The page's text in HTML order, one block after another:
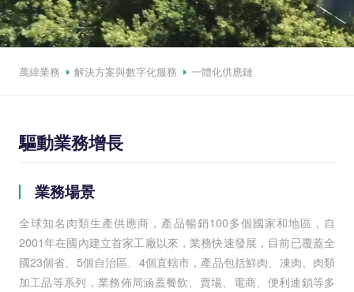
萬緯業務 解決方案與數字化服務 一體化供應鏈
驅動業務增長
業務場景
全球知名肉類生產供應商，產品暢銷100多個國家和地區，自
2001年在國內建立首家工廠以來，業務快速發展，目前已覆蓋全
國23個省、5個自治區、4個直轄市，產品包括鮮肉、凍肉、肉類
加工品等系列，業務佈局涵蓋餐飲、賣場、電商、便利連鎖等多